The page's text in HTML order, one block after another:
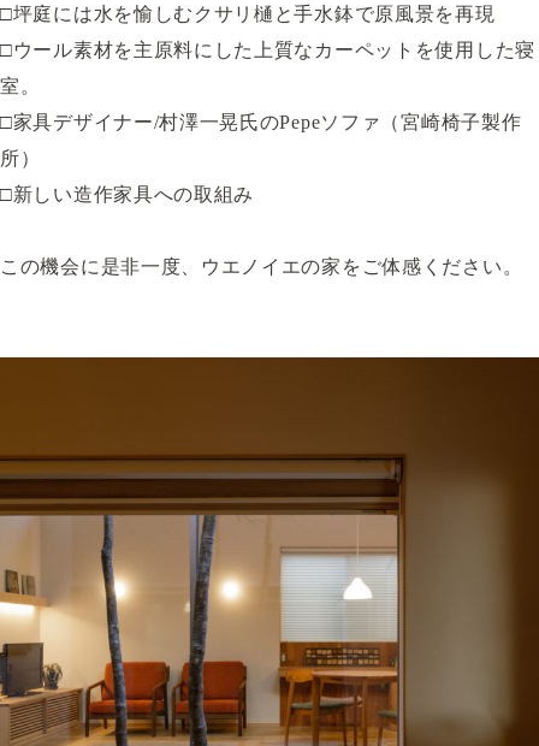
□坪庭には水を愉しむクサリ樋と手水鉢で原風景を再現
□ウール素材を主原料にした上質なカーペットを使用した寝
室。
□家具デザイナー/村澤一晃氏のPepeソファ（宮崎椅子製作
所）
□新しい造作家具への取組み
この機会に是非一度、ウエノイエの家をご体感ください。